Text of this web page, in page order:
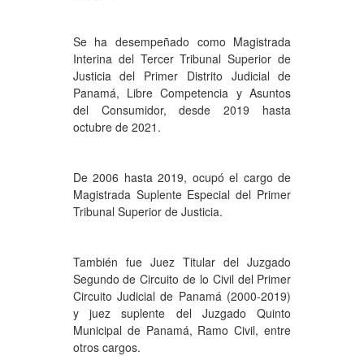
Se ha desempeñado como Magistrada
Interina del Tercer Tribunal Superior de
Justicia del Primer Distrito Judicial de
Panamá, Libre Competencia y Asuntos
del Consumidor, desde 2019 hasta
octubre de 2021.
De 2006 hasta 2019, ocupó el cargo de
Magistrada Suplente Especial del Primer
Tribunal Superior de Justicia.
También fue Juez Titular del Juzgado
Segundo de Circuito de lo Civil del Primer
Circuito Judicial de Panamá (2000-2019)
y juez suplente del Juzgado Quinto
Municipal de Panamá, Ramo Civil, entre
otros cargos.